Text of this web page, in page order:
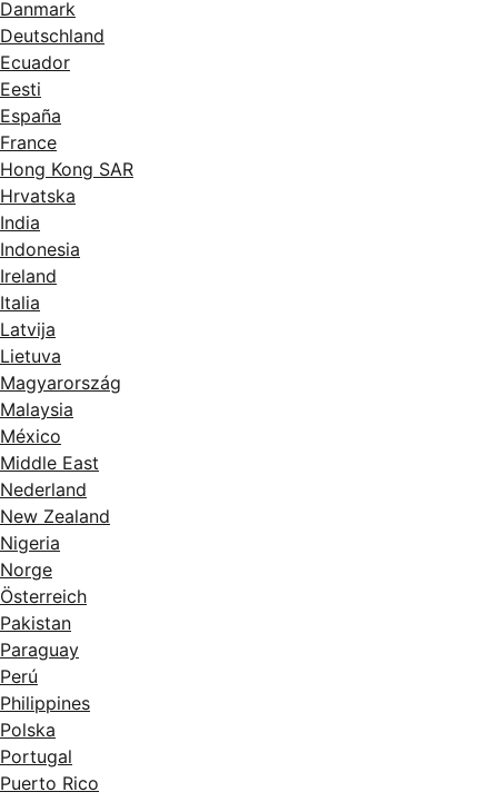
Danmark
Deutschland
Ecuador
Eesti
España
France
Hong Kong SAR
Hrvatska
India
Indonesia
Ireland
Italia
Latvija
Lietuva
Magyarország
Malaysia
México
Middle East
Nederland
New Zealand
Nigeria
Norge
Österreich
Pakistan
Paraguay
Perú
Philippines
Polska
Portugal
Puerto Rico